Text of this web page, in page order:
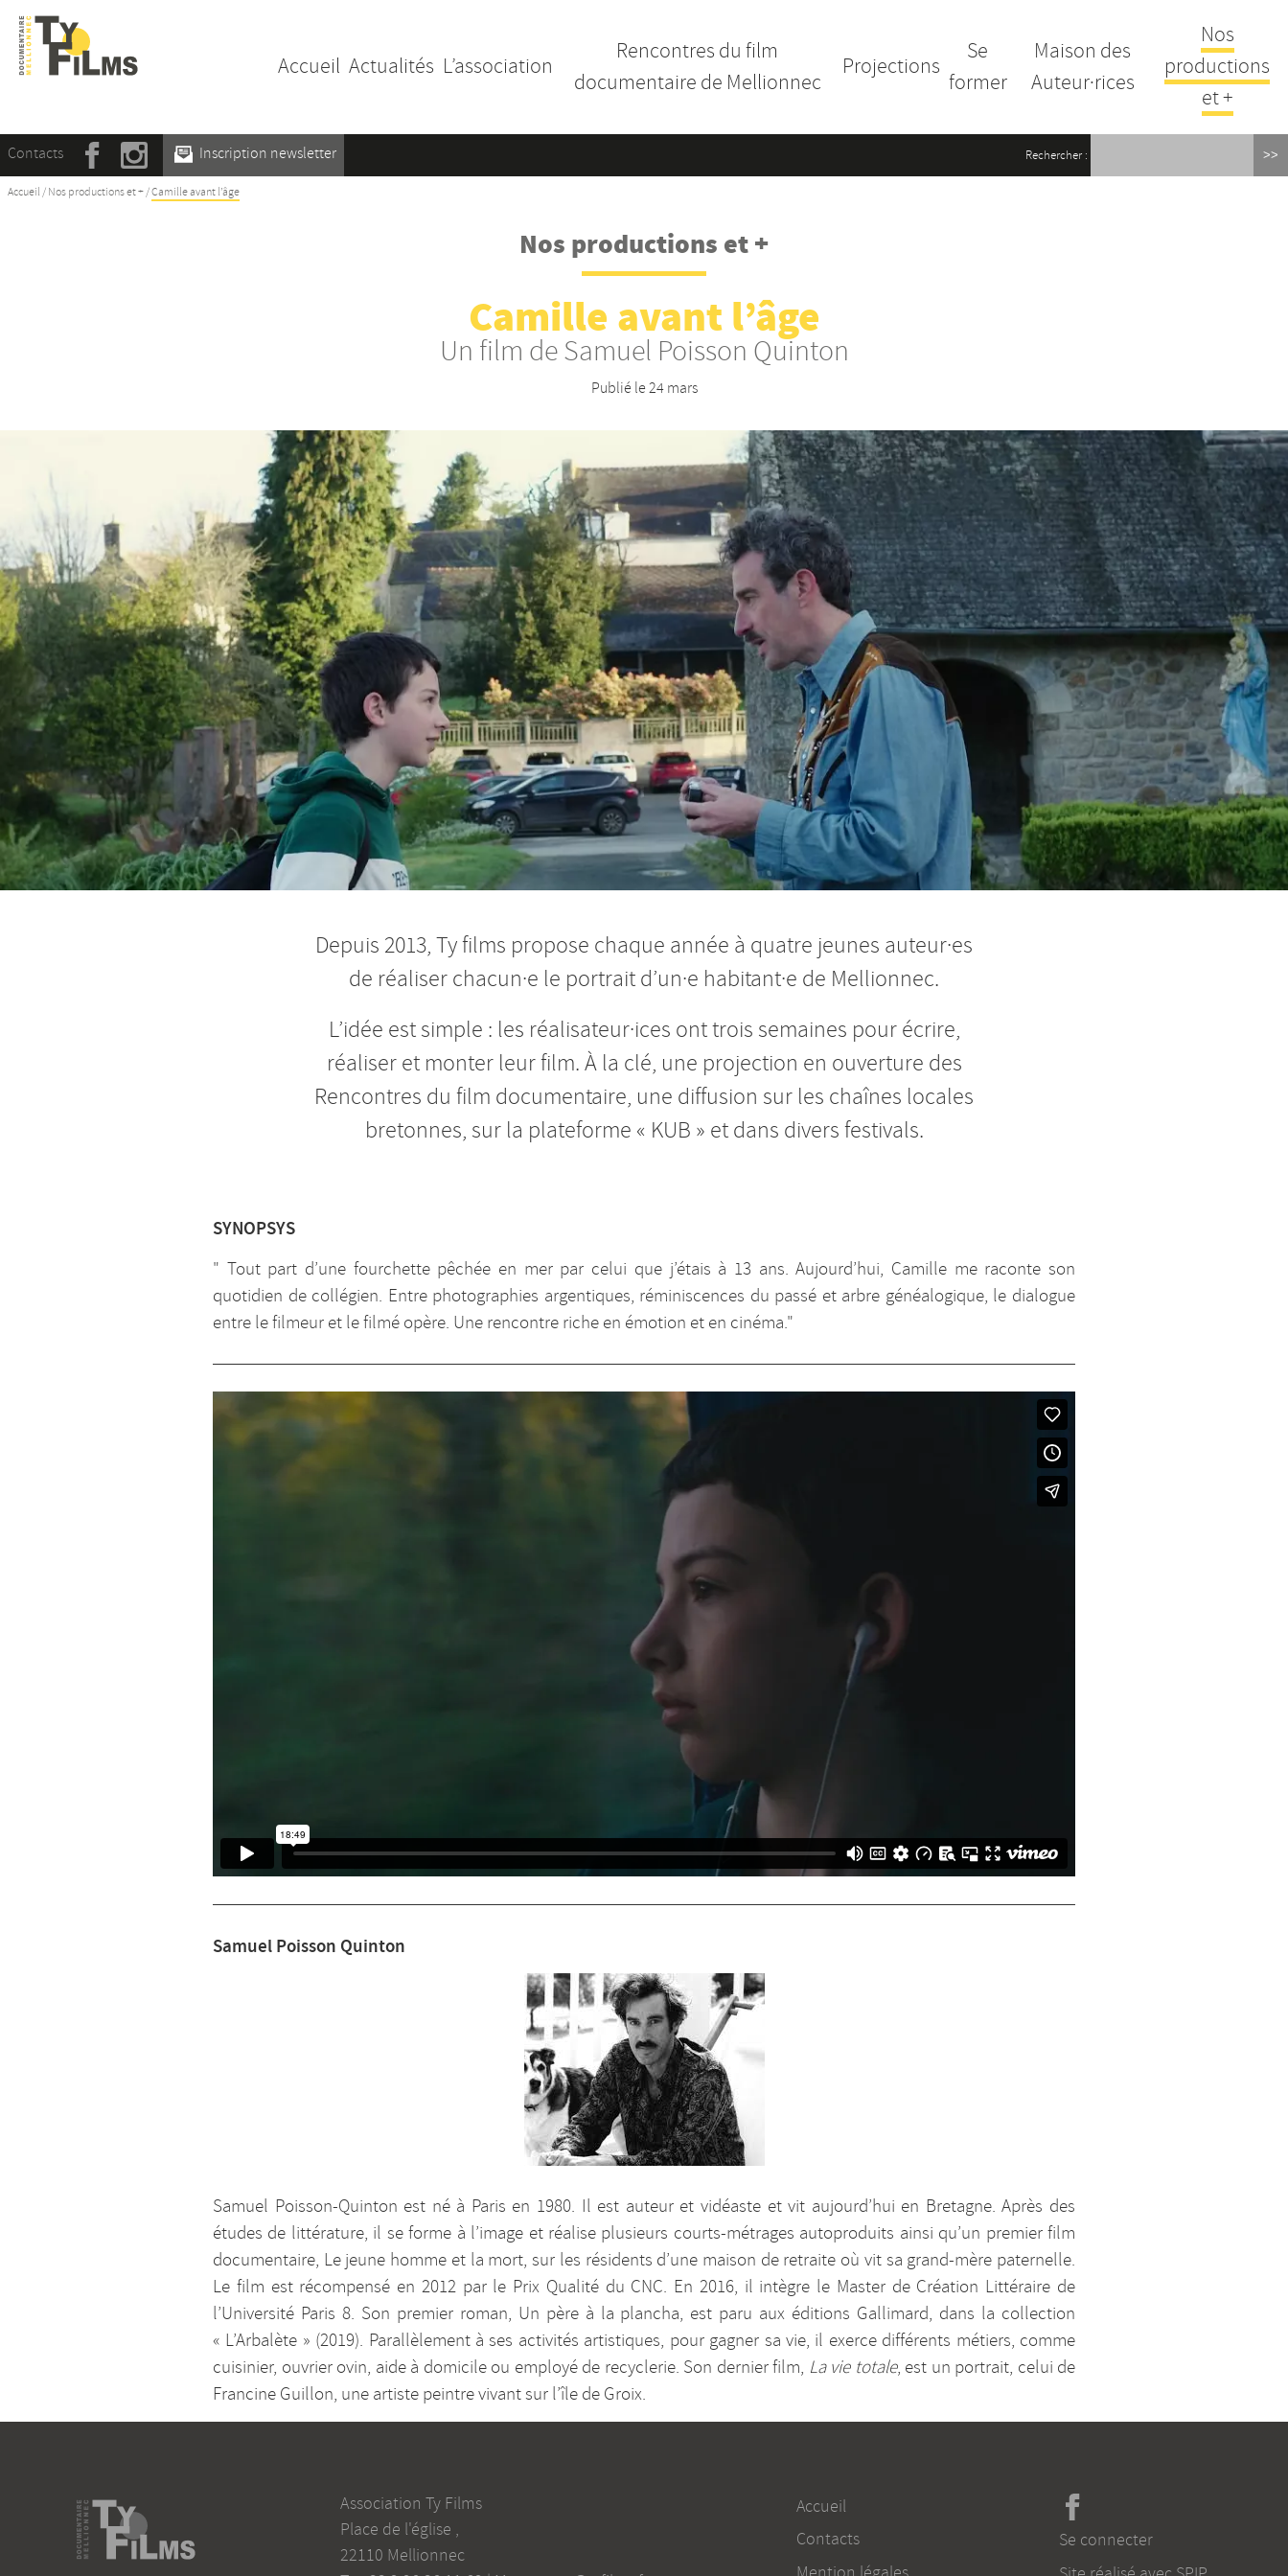
Accueil Actualités L’association
Rencontres du film
documentaire de Mellionnec
Projections
Se
former
Maison des
Auteur·rices
Nos
productions
et +
Contacts Inscription newsletter Rechercher :
Accueil / Nos productions et + /Camille avant l’âge
Nos productions et +
Camille avant l’âge
Un film de Samuel Poisson Quinton
Publié le24 mars
Depuis 2013, Ty films propose chaque année à quatre jeunes auteur·es
de réaliser chacun·e le portrait d’un·e habitant·e de Mellionnec.
L’idée est simple : les réalisateur·ices ont trois semaines pour écrire,
réaliser et monter leur film. À la clé, une projection en ouverture des
Rencontres du film documentaire, une diffusion sur les chaînes locales
bretonnes, sur la plateforme « KUB » et dans divers festivals.
SYNOPSYS
" Tout part d’une fourchette pêchée en mer par celui que j’étais à 13 ans. Aujourd’hui, Camille me raconte son
quotidien de collégien. Entre photographies argentiques, réminiscences du passé et arbre généalogique, le dialogue
entre le filmeur et le filmé opère. Une rencontre riche en émotion et en cinéma."
Samuel Poisson Quinton
Samuel Poisson-Quinton est né à Paris en 1980. Il est auteur et vidéaste et vit aujourd’hui en Bretagne. Après des
études de littérature, il se forme à l’image et réalise plusieurs courts-métrages autoproduits ainsi qu’un premier film
documentaire, Le jeune homme et la mort, sur les résidents d’une maison de retraite où vit sa grand-mère paternelle.
Le film est récompensé en 2012 par le Prix Qualité du CNC. En 2016, il intègre le Master de Création Littéraire de
l’Université Paris 8. Son premier roman, Un père à la plancha, est paru aux éditions Gallimard, dans la collection
« L’Arbalète » (2019). Parallèlement à ses activités artistiques, pour gagner sa vie, il exerce différents métiers, comme
cuisinier, ouvrier ovin, aide à domicile ou employé de recyclerie. Son dernier film, La vie totale, est un portrait, celui de
Francine Guillon, une artiste peintre vivant sur l’île de Groix.
Association Ty Films
Place de l'église ,
22110 Mellionnec
Accueil
Contacts
Mention légales
Se connecter